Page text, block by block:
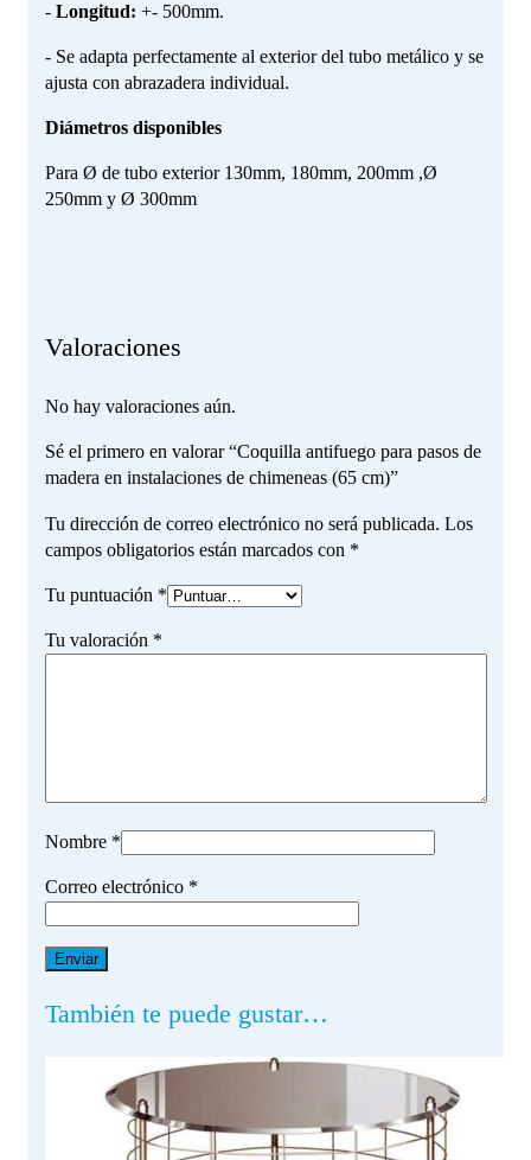
- Longitud: +- 500mm.
- Se adapta perfectamente al exterior del tubo metálico y se
ajusta con abrazadera individual.
Diámetros disponibles
Para Ø de tubo exterior 130mm, 180mm, 200mm ,Ø
250mm y Ø 300mm
Valoraciones
No hay valoraciones aún.
Sé el primero en valorar “Coquilla antifuego para pasos de
madera en instalaciones de chimeneas (65 cm)”
Tu dirección de correo electrónico no será publicada. Los
campos obligatorios están marcados con *
Tu puntuación *
Tu valoración *
Nombre *
Correo electrónico *
También te puede gustar…